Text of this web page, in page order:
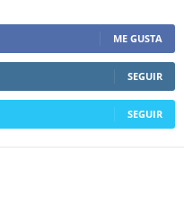
ME GUSTA
SEGUIR
SEGUIR